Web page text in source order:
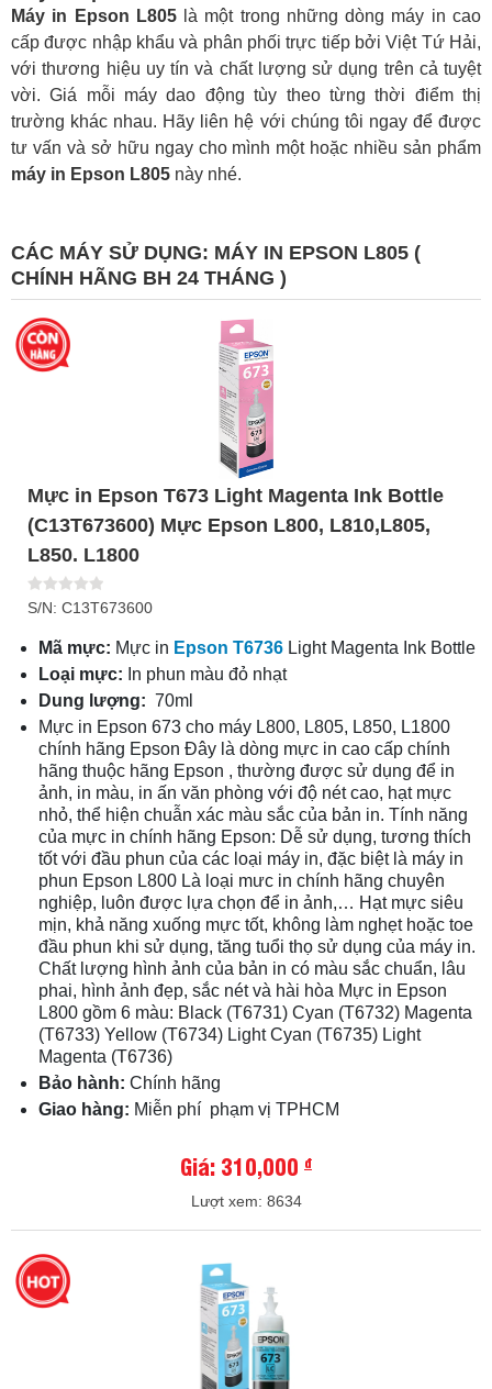
Máy in Epson L805là một trong những dòng máy in cao
cấp được nhập khẩu và phân phối trực tiếp bởi Việt Tứ Hải,
với thương hiệu uy tín và chất lượng sử dụng trên cả tuyệt
vời. Giá mỗi máy dao động tùy theo từng thời điểm thị
trường khác nhau. Hãy liên hệ với chúng tôi ngay để được
tư vấn và sở hữu ngay cho mình một hoặc nhiều sản phẩm
máy in Epson L805 này nhé.
CÁC MÁY SỬ DỤNG: MÁY IN EPSON L805 (
CHÍNH HÃNG BH 24 THÁNG )
Mực in Epson T673 Light Magenta Ink Bottle
(C13T673600) Mực Epson L800, L810,L805,
L850. L1800
S/N: C13T673600
Mã mực: Mực in Epson T6736 Light Magenta Ink Bottle
Loại mực: In phun màu đỏ nhạt
Dung lượng: 70ml
Mực in Epson 673 cho máy L800, L805, L850, L1800
chính hãng Epson Đây là dòng mực in cao cấp chính
hãng thuộc hãng Epson , thường được sử dụng để in
ảnh, in màu, in ấn văn phòng với độ nét cao, hạt mực
nhỏ, thể hiện chuẫn xác màu sắc của bản in. Tính năng
của mực in chính hãng Epson: Dễ sử dụng, tương thích
tốt với đầu phun của các loại máy in, đặc biệt là máy in
phun Epson L800 Là loại mưc in chính hãng chuyên
nghiệp, luôn được lựa chọn để in ảnh,… Hạt mực siêu
mịn, khả năng xuống mực tốt, không làm nghẹt hoặc toe
đầu phun khi sử dụng, tăng tuổi thọ sử dụng của máy in.
Chất lượng hình ảnh của bản in có màu sắc chuẩn, lâu
phai, hình ảnh đẹp, sắc nét và hài hòa Mực in Epson
L800 gồm 6 màu: Black (T6731) Cyan (T6732) Magenta
(T6733) Yellow (T6734) Light Cyan (T6735) Light
Magenta (T6736)
Bảo hành: Chính hãng
Giao hàng: Miễn phí phạm vị TPHCM
Giá: 310,000 đ
Lượt xem: 8634